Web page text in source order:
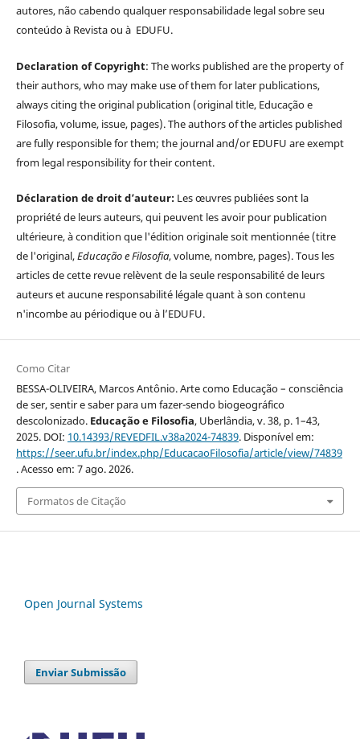
autores, não cabendo qualquer responsabilidade legal sobre seu
conteúdo à Revista ou à EDUFU.
Declaration of Copyright: The works published are the property of
their authors, who may make use of them for later publications,
always citing the original publication (original title, Educação e
Filosofia, volume, issue, pages). The authors of the articles published
are fully responsible for them; the journal and/or EDUFU are exempt
from legal responsibility for their content.
Déclaration de droit d’auteur: Les œuvres publiées sont la
propriété de leurs auteurs, qui peuvent les avoir pour publication
ultérieure, à condition que l'édition originale soit mentionnée (titre
de l'original,Educação e Filosofia, volume, nombre, pages). Tous les
articles de cette revue relèvent de la seule responsabilité de leurs
auteurs et aucune responsabilité légale quant à son contenu
n'incombe au périodique ou à l’EDUFU.
Como Citar
BESSA-OLIVEIRA, Marcos Antônio. Arte como Educação – consciência
de ser, sentir e saber para um fazer-sendo biogeográfico
descolonizado. Educação e Filosofia, Uberlândia, v. 38, p. 1–43,
2025. DOI: 10.14393/REVEDFIL.v38a2024-74839. Disponível em:
https://seer.ufu.br/index.php/EducacaoFilosofia/article/view/74839
. Acesso em: 7 ago. 2026.
Formatos de Citação
Open Journal Systems
Enviar Submissão